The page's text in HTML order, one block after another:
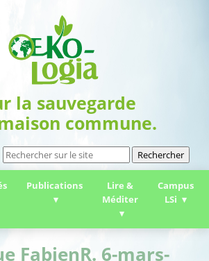
la sauvegarde
commune.
Rechercher
Publications
Lire &
Méditer
Campus
LSi
FabienR. 6-mars-